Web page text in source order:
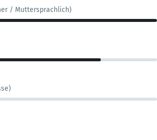
/ Muttersprachlich)